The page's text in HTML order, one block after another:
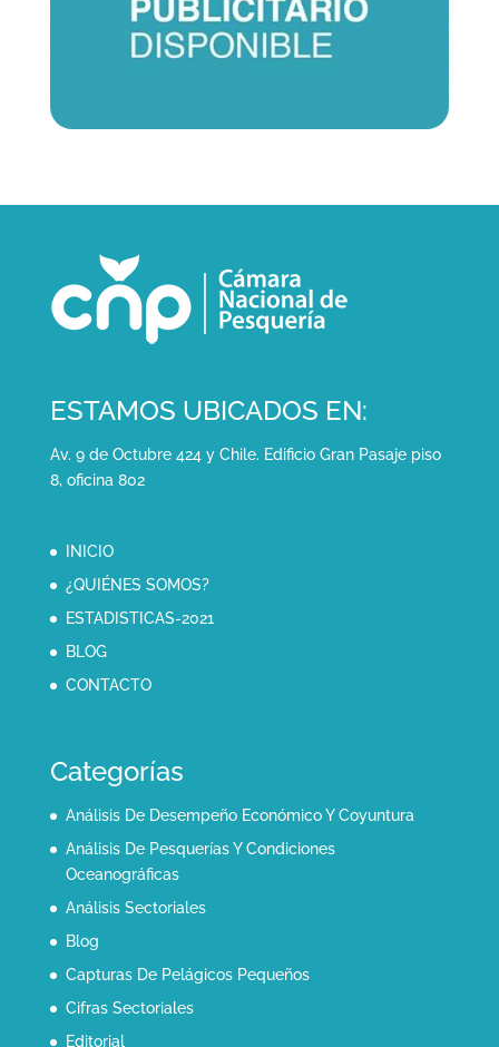
ESTAMOS UBICADOS EN:
Av. 9 de Octubre 424 y Chile. Edificio Gran Pasaje piso
8, oficina 802
INICIO
¿QUIÉNES SOMOS?
ESTADISTICAS-2021
BLOG
CONTACTO
Categorías
Análisis De Desempeño Económico Y Coyuntura
Análisis De Pesquerías Y Condiciones
Oceanográficas
Análisis Sectoriales
Blog
Capturas De Pelágicos Pequeños
Cifras Sectoriales
Editorial